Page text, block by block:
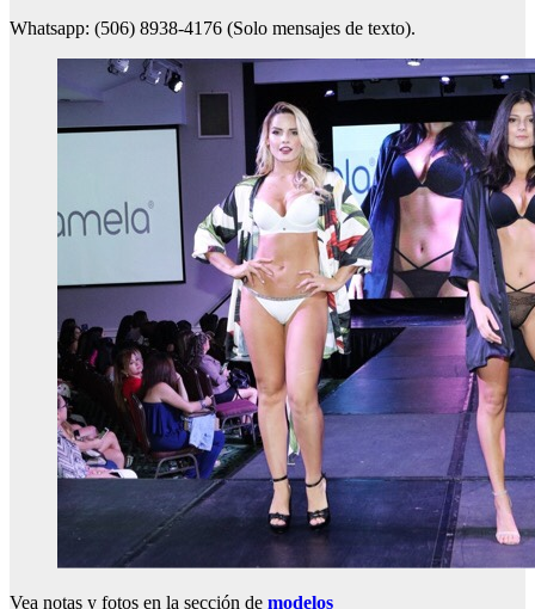
Whatsapp: (506) 8938-4176 (Solo mensajes de texto).
Vea notas y fotos en la sección de modelos